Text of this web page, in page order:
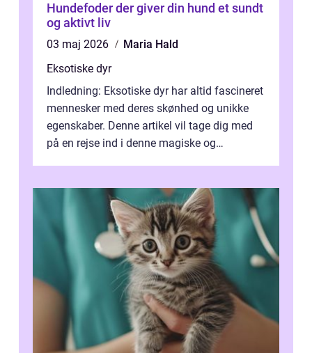
Hundefoder der giver din hund et sundt
og aktivt liv
03 maj 2026
Maria Hald
Eksotiske dyr
Indledning: Eksotiske dyr har altid fascineret
mennesker med deres skønhed og unikke
egenskaber. Denne artikel vil tage dig med
på en rejse ind i denne magiske og